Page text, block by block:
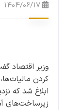
1404/06/17
وزیر اقتصاد
ابلاغ شد که
زیرساخت‌های